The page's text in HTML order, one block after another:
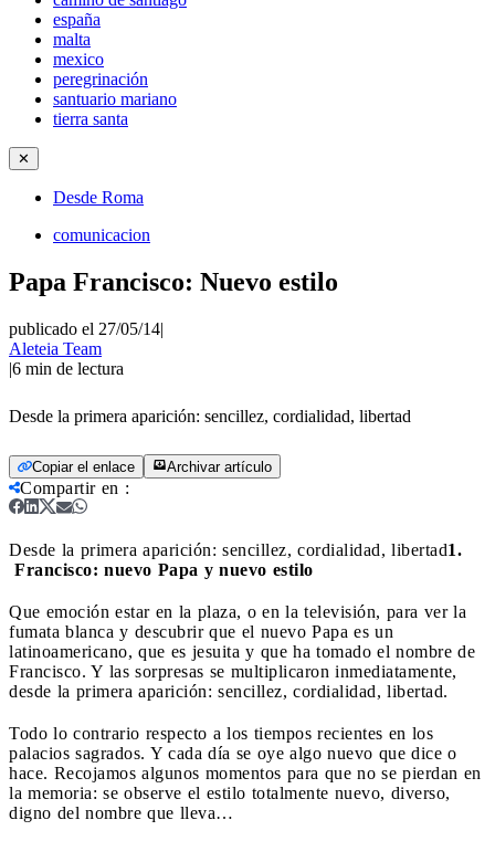
españa
malta
mexico
peregrinación
santuario mariano
tierra santa
✕
Desde Roma
comunicacion
Papa Francisco: Nuevo estilo
publicado el 27/05/14|
Aleteia Team
|6 min de lectura
Desde la primera aparición: sencillez, cordialidad, libertad
Copiar el enlace Archivar artículo
Compartir en :
Desde la primera aparición: sencillez, cordialidad, libertad1.
Francisco: nuevo Papa y nuevo estilo
Que emoción estar en la plaza, o en la televisión, para ver la
fumata blanca y descubrir que el nuevo Papa es un
latinoamericano, que es jesuita y que ha tomado el nombre de
Francisco. Y las sorpresas se multiplicaron inmediatamente,
desde la primera aparición: sencillez, cordialidad, libertad.
Todo lo contrario respecto a los tiempos recientes en los
palacios sagrados. Y cada día se oye algo nuevo que dice o
hace. Recojamos algunos momentos para que no se pierdan en
la memoria: se observe el estilo totalmente nuevo, diverso,
digno del nombre que lleva…